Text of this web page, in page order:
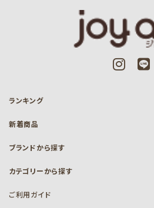
ランキング
新着商品
ブランドから探す
カテゴリーから探す
ご利用ガイド